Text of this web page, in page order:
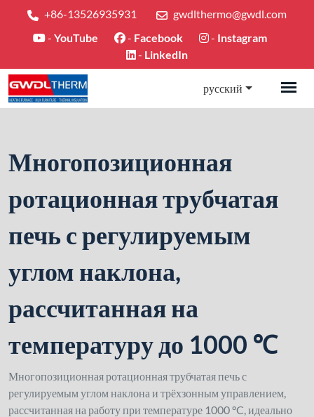
+86-13526935931
gwdlthermo@gwdl.com
- YouTube - Facebook - Instagram
- LinkedIn
русский
Многопозиционная
ротационная трубчатая
печь с регулируемым
углом наклона,
рассчитанная на
температуру до 1000 ℃
Многопозиционная ротационная трубчатая печь с
регулируемым углом наклона и трёхзонным управлением,
рассчитанная на работу при температуре 1000 °C, идеально